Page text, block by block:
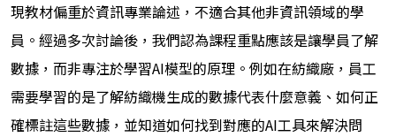
現教材偏重於資訊專業論述，不適合其他非資訊領域的學
員。經過多次討論後，我們認為課程重點應該是讓學員了解
數據，而非專注於學習AI模型的原理。例如在紡織廠，員工
需要學習的是了解紡織機生成的數據代表什麼意義、如何正
確標註這些數據，並知道如何找到對應的AI工具來解決問